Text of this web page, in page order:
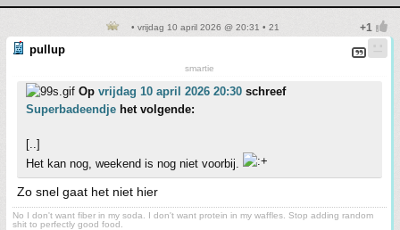
• vrijdag 10 april 2026 @ 20:31 • 21
pullup
smartie
Op vrijdag 10 april 2026 20:30 schreef
Superbadeendje het volgende:
[..]
Het kan nog, weekend is nog niet voorbij.
Zo snel gaat het niet hier
No I don't want fiber in my soda. I don't want protein in my waffles. Stop adding random
shit to perfectly good food.